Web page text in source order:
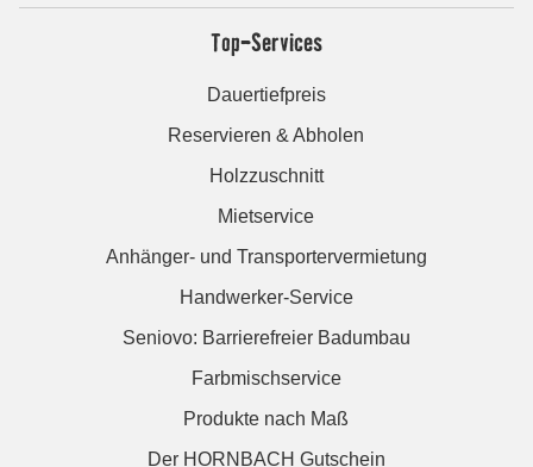
Top-Services
Dauertiefpreis
Reservieren & Abholen
Holzzuschnitt
Mietservice
Anhänger- und Transportervermietung
Handwerker-Service
Seniovo: Barrierefreier Badumbau
Farbmischservice
Produkte nach Maß
Der HORNBACH Gutschein